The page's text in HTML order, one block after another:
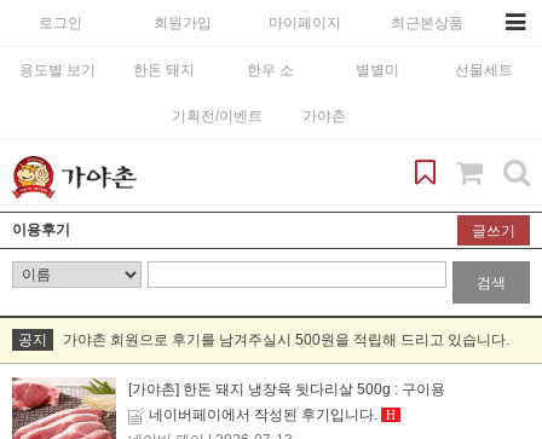
로그인 회원가입 마이페이지 최근본상품
용도별 보기 한돈 돼지 한우 소 별별미 선물세트
기획전/이벤트 가야촌
이용후기 글쓰기
검색
공지 가야촌 회원으로 후기를 남겨주실시 500원을 적립해 드리고 있습니다.
[가야촌] 한돈 돼지 냉장육 뒷다리살 500g : 구이용
네이버페이에서 작성된 후기입니다. H